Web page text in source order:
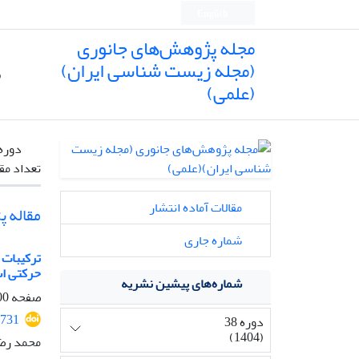
مجله پژوهش‌های جانوری
(مجله زیست شناسی ایران)
(علمی)
تعداد
حرکتی
صفحه
محمد
مقالات آماده انتشار
شماره جاری
شماره‌های پیشین نشریه
دوره 38
(1404)